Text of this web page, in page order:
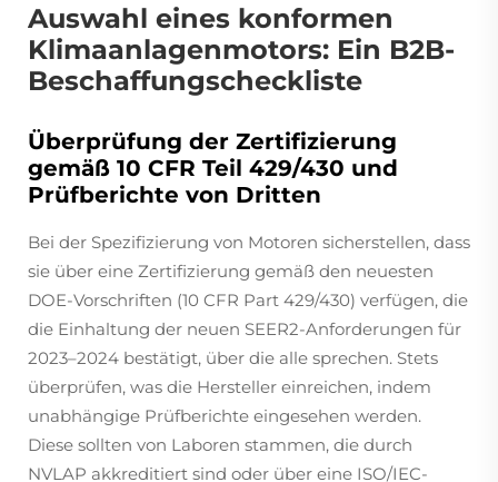
Auswahl eines konformen
Klimaanlagenmotors: Ein B2B-
Beschaffungscheckliste
Überprüfung der Zertifizierung
gemäß 10 CFR Teil 429/430 und
Prüfberichte von Dritten
Bei der Spezifizierung von Motoren sicherstellen, dass
sie über eine Zertifizierung gemäß den neuesten
DOE-Vorschriften (10 CFR Part 429/430) verfügen, die
die Einhaltung der neuen SEER2-Anforderungen für
2023–2024 bestätigt, über die alle sprechen. Stets
überprüfen, was die Hersteller einreichen, indem
unabhängige Prüfberichte eingesehen werden.
Diese sollten von Laboren stammen, die durch
NVLAP akkreditiert sind oder über eine ISO/IEC-